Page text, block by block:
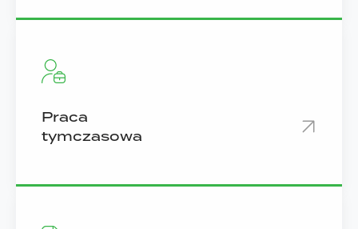
Praca
tymczasowa